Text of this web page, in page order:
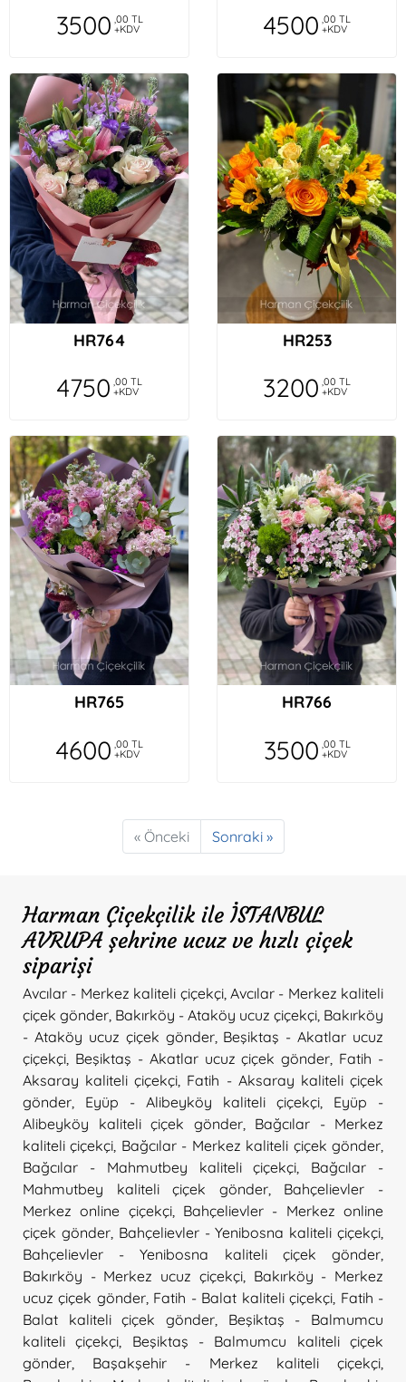
3500 ,00 TL
+KDV 4500 ,00 TL
+KDV
HR764
4750 ,00 TL
+KDV
HR253
3200 ,00 TL
+KDV
HR765
4600 ,00 TL
+KDV
HR766
3500 ,00 TL
+KDV
« Önceki Sonraki »
Harman Çiçekçilik ile İSTANBUL
AVRUPA şehrine ucuz ve hızlı çiçek
siparişi
Avcılar - Merkez kaliteli çiçekçi, Avcılar - Merkez kaliteli
çiçek gönder Bakırköy - Ataköy ucuz çiçekçi Bakırköy
- Ataköy ucuz çiçek gönder, Beşiktaş - Akatlar ucuz
çiçekçi Beşiktaş - Akatlar ucuz çiçek gönder Fatih -
Aksaray kaliteli çiçekçi Fatih - Aksaray kaliteli çiçek
gönder
Eyüp - Alibeyköy kaliteli çiçekçi
Eyüp -
Alibeyköy kaliteli çiçek gönder, Bağcılar - Merkez
kaliteli çiçekçi Bağcılar - Merkez kaliteli çiçek gönder
Bağcılar - Mahmutbey kaliteli çiçekçi
Bağcılar -
Mahmutbey kaliteli çiçek gönder, Bahçelievler -
Merkez online çiçekçi, Bahçelievler - Merkez online
çiçek gönder, Bahçelievler - Yenibosna kaliteli çiçekçi
Bahçelievler - Yenibosna kaliteli çiçek gönder
Bakırköy - Merkez ucuz çiçekçi, Bakırköy - Merkez
ucuz çiçek gönder, Fatih - Balat kaliteli çiçekçi Fatih -
Balat kaliteli çiçek gönder
Beşiktaş - Balmumcu
kaliteli çiçekçi
Beşiktaş - Balmumcu kaliteli çiçek
gönder
Başakşehir - Merkez kaliteli çiçekçi